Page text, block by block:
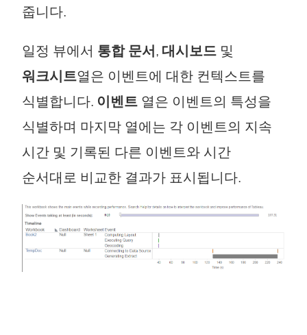
줍니다.
일정 뷰에서 통합 문서 , 대시보드 및
워크시트열은 이벤트에 대한 컨텍스트를
식별합니다. 이벤트 열은 이벤트의 특성을
식별하며 마지막 열에는 각 이벤트의 지속
시간 및 기록된 다른 이벤트와 시간
순서대로 비교한 결과가 표시됩니다.